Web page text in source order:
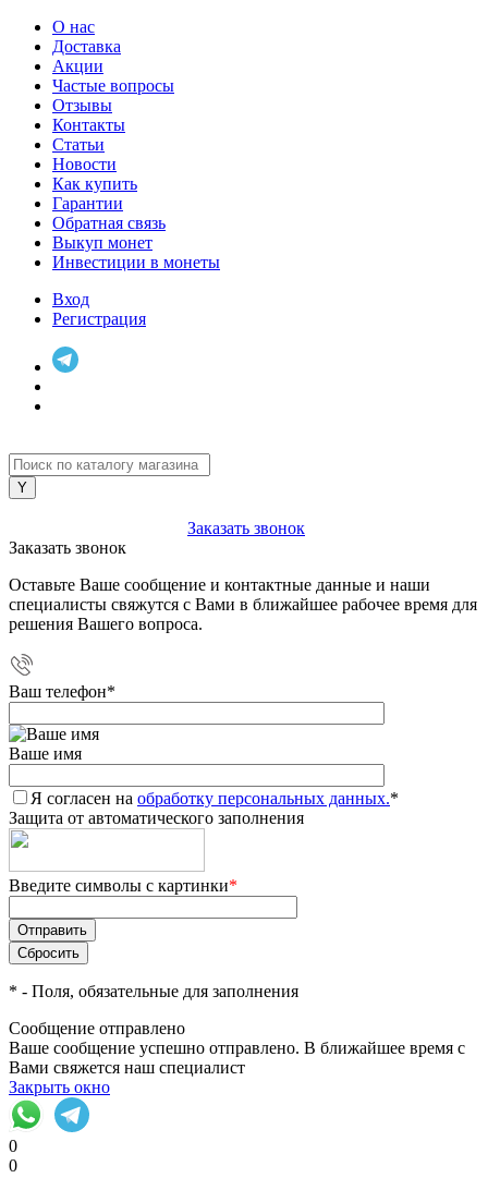
О нас
Доставка
Акции
Частые вопросы
Отзывы
Контакты
Статьи
Новости
Как купить
Гарантии
Обратная связь
Выкуп монет
Инвестиции в монеты
Вход
Регистрация
Заказать звонок
Заказать звонок
Оставьте Ваше сообщение и контактные данные и наши
специалисты свяжутся с Вами в ближайшее рабочее время для
решения Вашего вопроса.
Ваш телефон*
Ваше имя
Я согласен на обработку персональных данных.*
Защита от автоматического заполнения
Введите символы с картинки*
* - Поля, обязательные для заполнения
Сообщение отправлено
Ваше сообщение успешно отправлено. В ближайшее время с
Вами свяжется наш специалист
Закрыть окно
0
0